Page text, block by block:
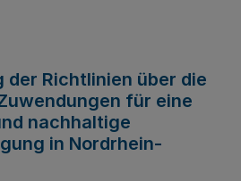
der Richtlinien über die
für eine
nachhaltige
in Nordrhein-